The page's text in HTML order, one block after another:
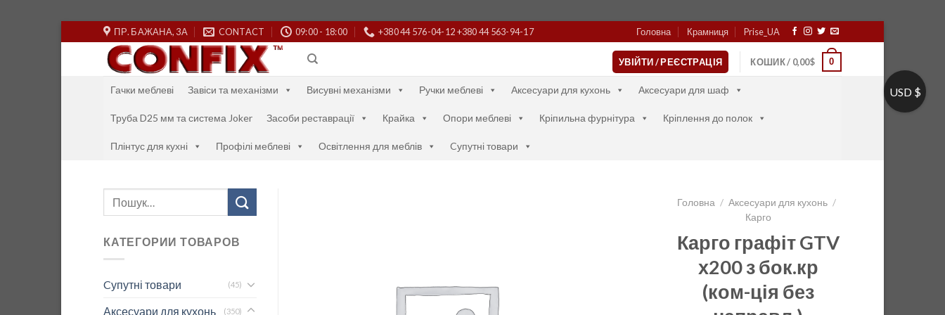
to
ПР. БАЖАНА, 3А CONTACT 09:00 - 18:00 +380 44 576-04-12 +380 44 563-94-17 Головна Крамниця Prise_UA
УВІЙТИ / РЕЄСТРАЦІЯ КОШИК / 0,00$ 0
Гачки меблеві Завіси та механізми Висувні механізми Ручки меблеві Аксесуари для кухонь Аксесуари для шаф
Труба D25 мм та система Joker Засоби реставрації Крайка Опори меблеві Кріпильна фурнітура Кріплення до полок
Плінтус для кухні Профілі меблеві Освітлення для меблів Cупутні товари
Шукати:
КАТЕГОРИИ ТОВАРОВ
Cупутні товари (45)
Аксесуари для кухонь (350)
Головна / Аксесуари для кухонь /
Карго
Карго графіт GTV
х200 з бок.кр
(ком-ція без
USD $